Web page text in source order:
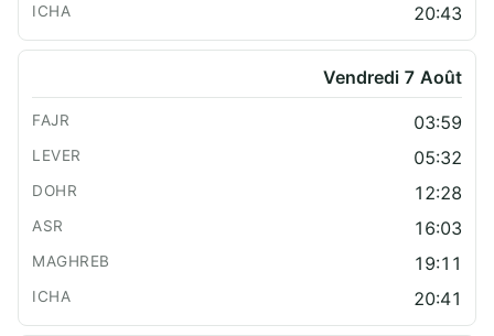
20:43
Vendredi 7 Août
03:59
05:32
12:28
16:03
19:11
20:41